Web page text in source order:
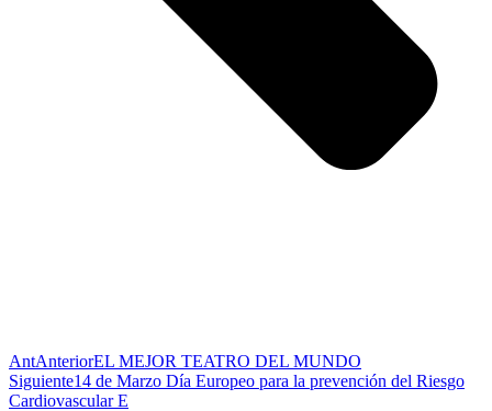
AntAnteriorEL MEJOR TEATRO DEL MUNDO
Siguiente14 de Marzo Día Europeo para la prevención del Riesgo
Cardiovascular E